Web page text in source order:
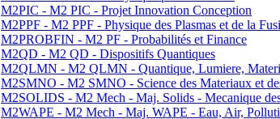
M2PIC - M2 PIC - Projet Innovation Conception
M2PPF - M2 PPF - Physique des Plasmas et de la
M2PROBFIN - M2 PF - Probabilités et Finance
M2QD - M2 QD - Dispositifs Quantiques
M2QLMN - M2 QLMN - Quantique, Lumiere,
M2SMNO - M2 SMNO - Science des Materiaux et
M2SOLIDS - M2 Mech - Maj. Solids - Mecanique
M2WAPE - M2 Mech - Maj. WAPE - Eau, Air,